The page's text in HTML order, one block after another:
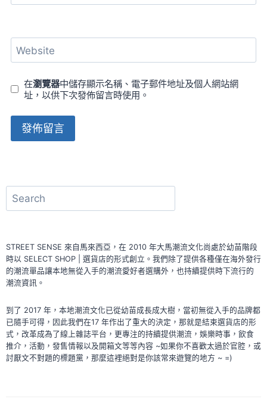
Website
在瀏覽器中儲存顯示名稱、電子郵件地址及個人網站網
址，以供下次發佈留言時使用。
搜
尋
STREET SENSE 來自馬來西亞，在 2010 年大馬潮流文化尚處於幼苗階段
時以 SELECT SHOP | 選貨店的形式創立。我們除了提供各種僅在海外發行
的潮流單品讓本地無從入手的潮流愛好者選購外，也持續提供時下流行的
潮流資訊。
到了 2017 年，本地潮流文化已從幼苗成長成大樹，當初無從入手的品牌都
已隨手可得，因此我們在17 年作出了重大的決定，那就是結束選貨店的形
式，改革成為了線上雜誌平台，更專注的持續提供潮流，娛樂時事，飲食
推介，活動，發售情報以及開箱文等等內容 ~如果你不喜歡太過於官腔，或
討厭文不對題的標題黨，那麼這裡絕對是你該常來遊覽的地方 ~ =)